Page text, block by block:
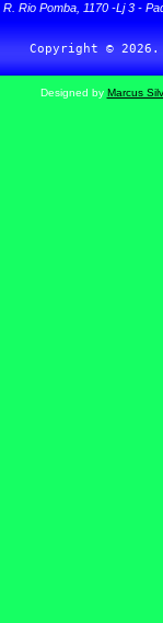
R. Rio Pomba, 1170 -Lj 3 -
Designed by Marcus